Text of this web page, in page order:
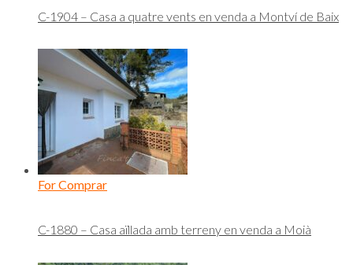
C-1904 – Casa a quatre vents en venda a Montví de Baix
For Comprar
C-1880 – Casa aïllada amb terreny en venda a Moià